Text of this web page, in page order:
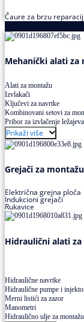
Čaure za brzu
Mehanički alati
Alati za montažu
Izvlakači
Ključevi za navrtke
Kombinovani setovi za
Pribor za izvlačenje ležajeva
Prikaži više
Grejači za
Električna grejna ploča
Indukcioni grejači
Rukavice
Hidraulični alati
Hidraulične navrtke
Hidraulične pumpe i
Merni listići za zazor
Manometri
Hidraulično ulje za